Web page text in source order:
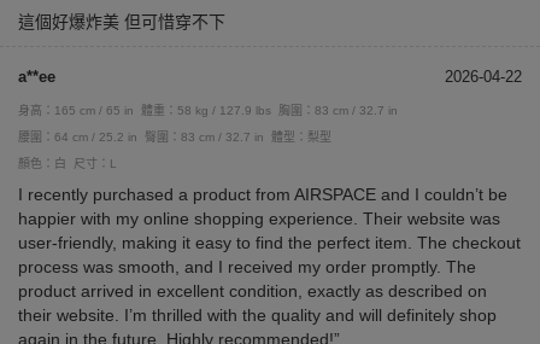
這個好爆炸美 但可惜穿不下
a**ee 2026-04-22
身高：165 cm / 65 in 體重：58 kg / 127.9 lbs
胸圍：83 cm / 32.7 in
腰圍：64 cm / 25.2 in
臀圍：83 cm / 32.7 in
體型：梨型
顏色：白
尺寸：L
I recently purchased a product from AIRSPACE and I couldn’t be
happier with my online shopping experience. Their website was
user-friendly, making it easy to find the perfect item. The checkout
process was smooth, and I received my order promptly. The
product arrived in excellent condition, exactly as described on
their website. I’m thrilled with the quality and will definitely shop
again in the future. Highly recommended!”